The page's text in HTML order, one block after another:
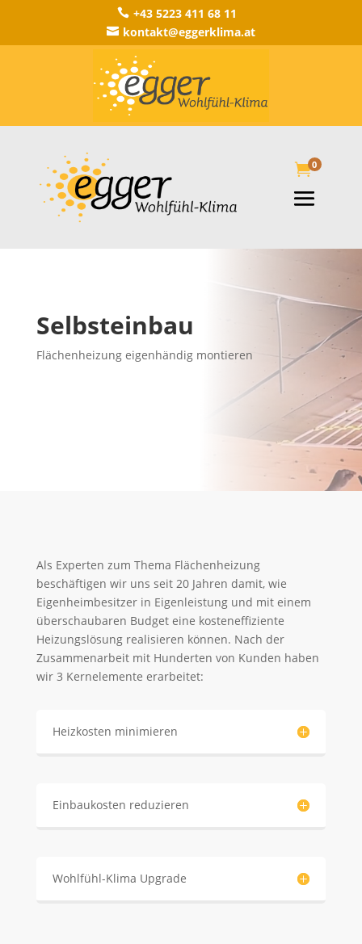
 +43 5223 411 68 11
 kontakt@eggerklima.at
0
Selbsteinbau
Flächenheizung eigenhändig montieren
Als Experten zum Thema Flächenheizung
beschäftigen wir uns seit 20 Jahren damit, wie
Eigenheimbesitzer in Eigenleistung und mit einem
überschaubaren Budget eine kosteneffiziente
Heizungslösung realisieren können. Nach der
Zusammenarbeit mit Hunderten von Kunden haben
wir 3 Kernelemente erarbeitet:
Heizkosten minimieren
Einbaukosten reduzieren
Wohlfühl-Klima Upgrade